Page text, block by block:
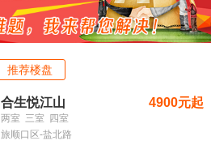
推荐楼盘
合生悦江山 4900元起
两室 三室
四室
旅顺口区-盐北路